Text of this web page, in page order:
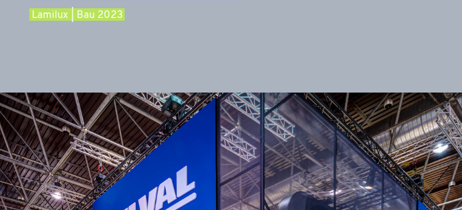
Lamilux | Bau 2023